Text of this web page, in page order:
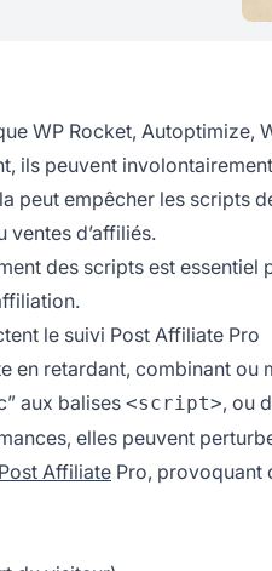
WP Rocket, Autoptimize,
ils peuvent
peut empêcher les scripts
ventes d’affiliés.
des scripts est essentiel
le suivi Post Affiliate Pro
en retardant, combinant ou
aux balises <script>, ou
elles peuvent
Post Affiliate Pro, provoquant